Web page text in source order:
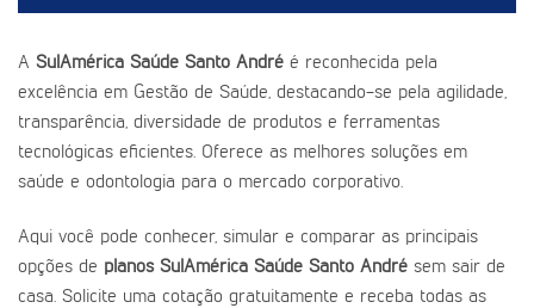
A SulAmérica Saúde Santo André é reconhecida pela
excelência em Gestão de Saúde, destacando-se pela agilidade,
transparência, diversidade de produtos e ferramentas
tecnológicas eficientes. Oferece as melhores soluções em
saúde e odontologia para o mercado corporativo.
Aqui você pode conhecer, simular e comparar as principais
opções de planos SulAmérica Saúde Santo André sem sair de
casa. Solicite uma cotação gratuitamente e receba todas as